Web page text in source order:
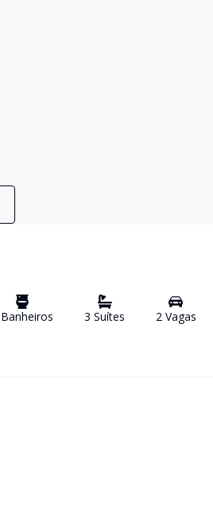
Banheiros 3 Suítes 2Vagas